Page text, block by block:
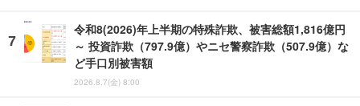
令和8(2026)年上半期の特殊詐欺、被害総額1,816億円
～ 投資詐欺（797.9億）やニセ警察詐欺（507.9億）な
ど手口別被害額
2026.8.7(金) 8:00